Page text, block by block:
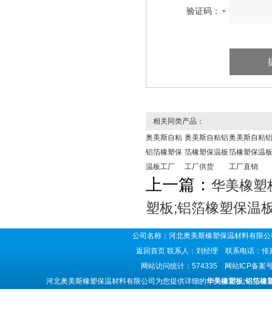
验证码：
相关同类产品：
奥美斯自粘
铝箔橡塑保
温板工厂
奥美斯自粘铝
箔橡塑保温板
工厂供货
奥美斯自粘铝
箔橡塑保温板
工厂直销
上一篇： 华美橡塑
塑板;铝箔橡塑保温
公司名称：河北奥美斯橡塑保温材料有
返回首页 联系人：刘经理 联系电话：
网站访问统计：574335 网站ICP备案
河北奥美斯橡塑保温材料有限公司为您提供详细的华美橡塑板;铝箔橡